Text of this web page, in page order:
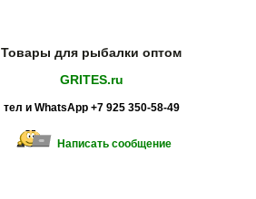
Товары для рыбалки оптом
GRITES.ru
тел и WhatsApp +7 925 350-58-49
Написать сообщение